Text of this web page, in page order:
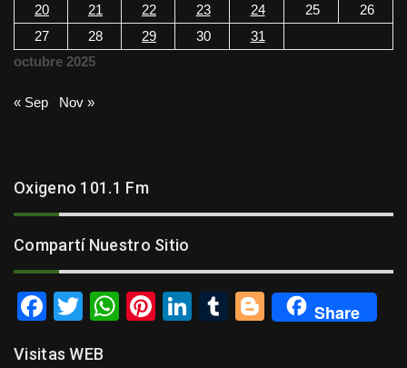
octubre 2025
20
21 22 23 24 25
26
27
28 29 30 31
« Sep Nov »
Oxigeno 101.1 Fm
Compartí Nuestro Sitio
F
T
W
Pi
Li
T
Bl
Share
Visitas WEB